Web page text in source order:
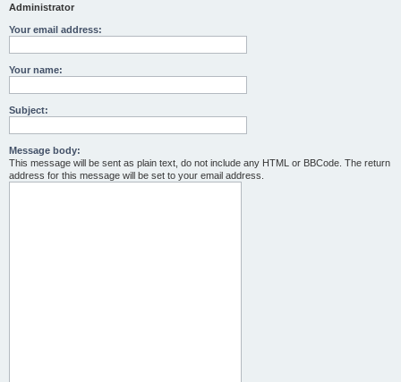
Administrator
Your email address:
Your name:
Subject:
Message body:
This message will be sent as plain text, do not include any HTML or BBCode. The return
address for this message will be set to your email address.